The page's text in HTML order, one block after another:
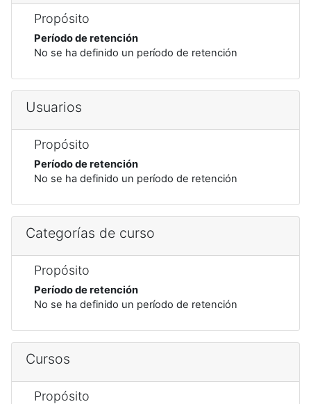
Propósito
Período de retención
No se ha definido un período de retención
Usuarios
Propósito
Período de retención
No se ha definido un período de retención
Categorías de curso
Propósito
Período de retención
No se ha definido un período de retención
Cursos
Propósito